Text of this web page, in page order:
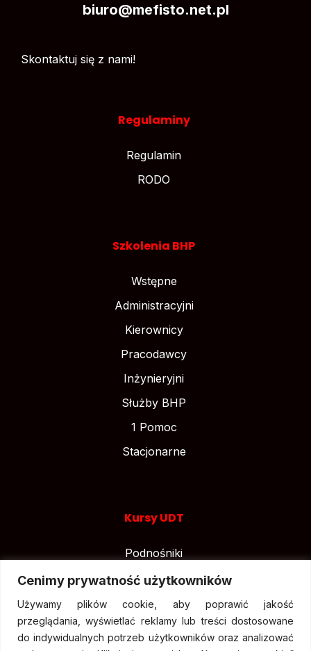
Cenimy prywatność użytkowników
Używamy plików cookie, aby poprawić jakość
przeglądania, wyświetlać reklamy lub treści dostosowane
do indywidualnych potrzeb użytkowników oraz analizować
biuro@mefisto.net.pl
Skontaktuj się z nami!
Regulaminy
Regulamin
RODO
Szkolenia BHP
Wstępne
Administracyjni
Kierownicy
Pracodawcy
Inżynieryjni
Służby BHP
1 Pomoc
Stacjonarne
Kursy UDT
Podnośniki
Suwnice
Wózki widłowe